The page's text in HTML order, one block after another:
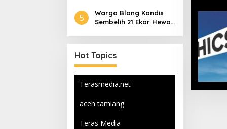
5
Warga Blang Kandis
Sembelih 21 Ekor Hewan
Hot Topics
Terasmedia.net
aceh tamiang
Teras Media